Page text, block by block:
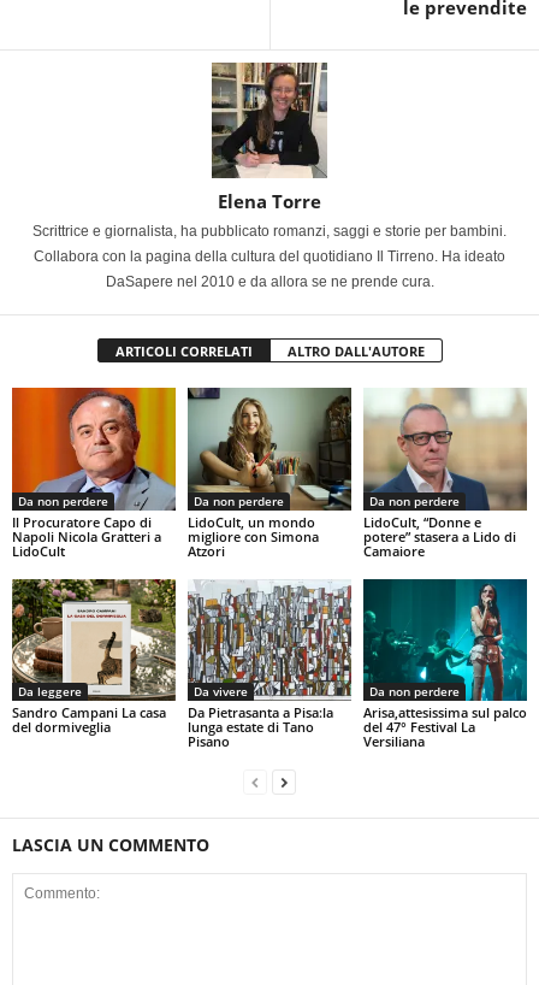
le prevendite
Elena Torre
Scrittrice e giornalista, ha pubblicato romanzi, saggi e storie per bambini.
Collabora con la pagina della cultura del quotidiano Il Tirreno. Ha ideato
DaSapere nel 2010 e da allora se ne prende cura.
ARTICOLI CORRELATI ALTRO DALL'AUTORE
Da non perdere
Il Procuratore Capo di
Napoli Nicola Gratteri a
LidoCult
Da non perdere
LidoCult, un mondo
migliore con Simona
Atzori
Da non perdere
LidoCult, “Donne e
potere” stasera a Lido di
Camaiore
Da leggere
Sandro Campani La casa
del dormiveglia
Da vivere
Da Pietrasanta a Pisa:la
lunga estate di Tano
Pisano
Da non perdere
Arisa,attesissima sul palco
del 47° Festival La
Versiliana
LASCIA UN COMMENTO